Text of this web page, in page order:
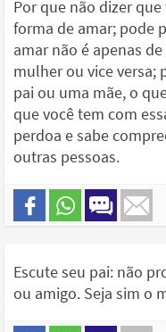
Por que não dizer
forma de amar; pode
amar não é apenas
mulher ou vice versa;
pai ou uma mãe, o
que você tem com
perdoa e sabe
outras pessoas.
Escute seu pai: não
ou amigo. Seja sim o